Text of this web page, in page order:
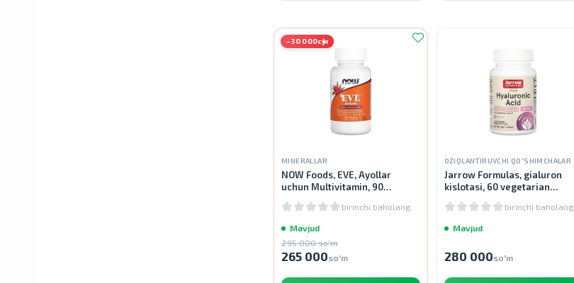
−30 000сӯм
MINERALLAR
NOW Foods, EVE, Ayollar
uchun Multivitamin, 90
birinchi baholang
Mavjud
295 000 so'm
265 000so'm
OZIQLANTIRUVCHI QO'SHIMCHALAR
Jarrow Formulas, gialuron
kislotasi, 60 vegetarian
birinchi baholang
Mavjud
280 000so'm